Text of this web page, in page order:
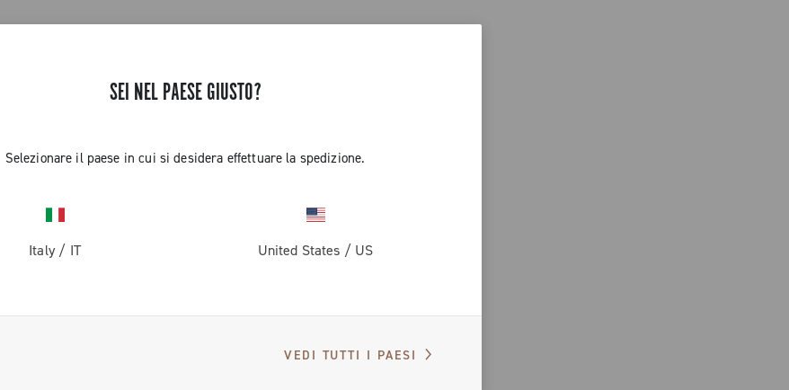
SEI NEL PAESE GIUSTO?
Selezionare il paese in cui si desidera effettuare la spedizione.
Italy / IT United States / US
VEDI TUTTI I PAESI